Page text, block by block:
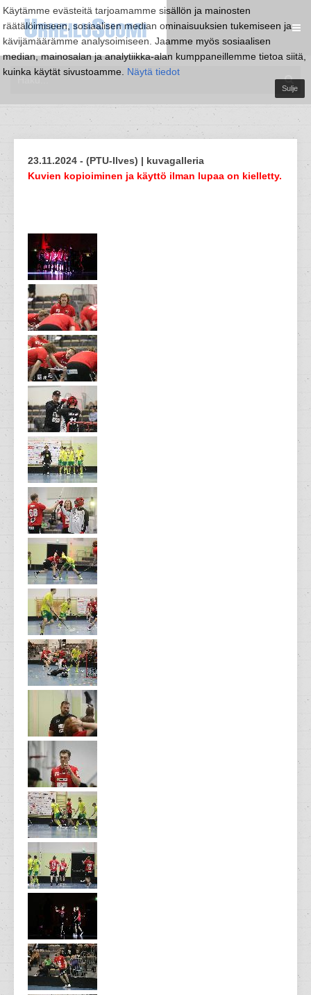
Käytämme evästeitä tarjoamamme sisällön ja mainosten
räätälöimiseen, sosiaalisen median ominaisuuksien tukemiseen ja
kävijämäärämme analysoimiseen. Jaamme myös sosiaalisen
median, mainosalan ja analytiikka-alan kumppaneillemme tietoa siitä,
kuinka käytät sivustoamme. Näytä tiedot
Sulje
23.11.2024 - (PTU-Ilves) | kuvagalleria
Kuvien kopioiminen ja käyttö ilman lupaa on kielletty.